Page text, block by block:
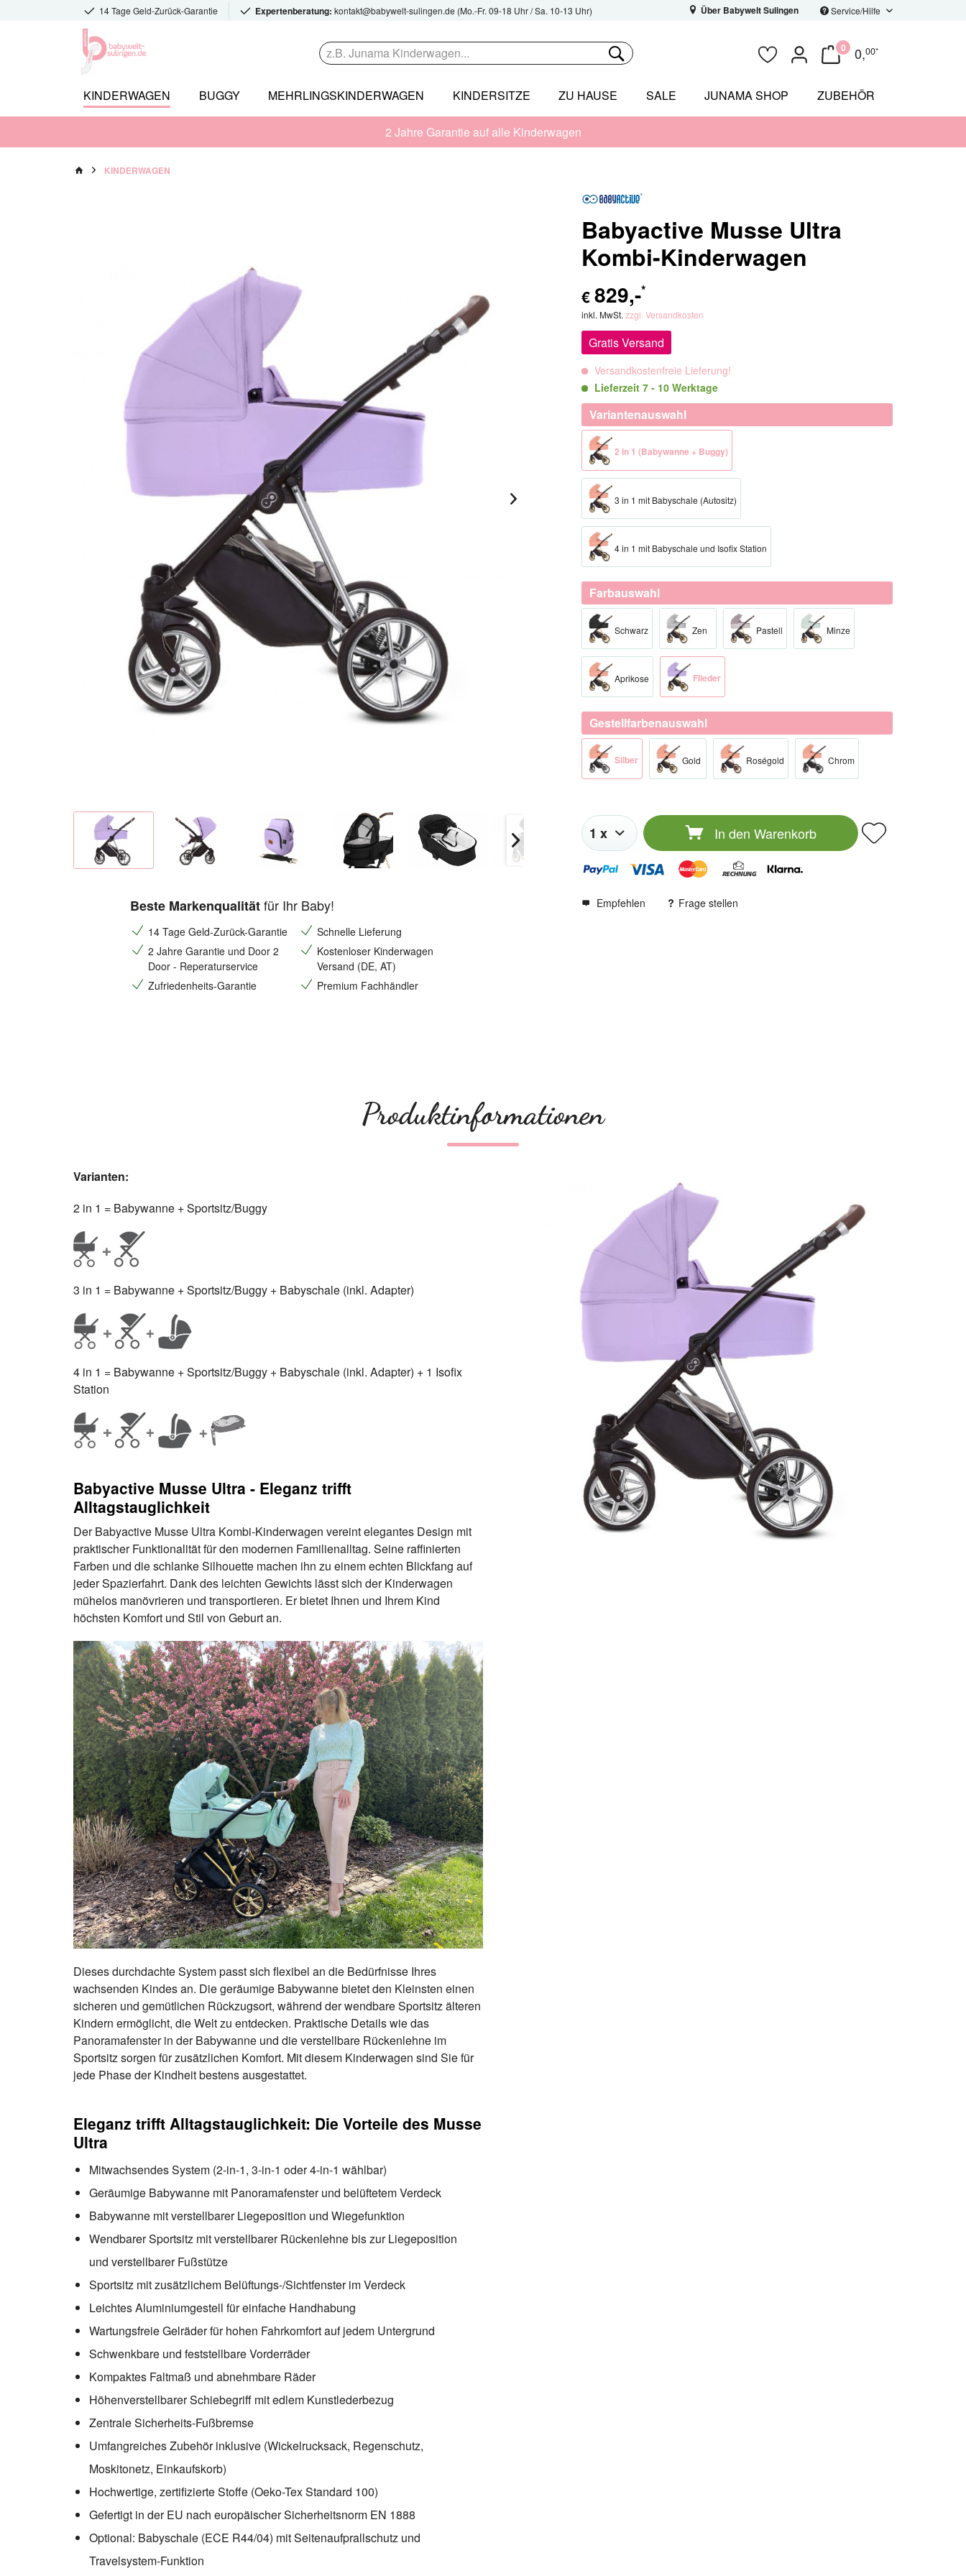
14 Tage Geld-Zurück-Garantie Expertenberatung: kontakt@babywelt-sulingen.de (Mo.-Fr. 09-18 Uhr / Sa. 10-13 Uhr) Über Babywelt Sulingen Service/Hilfe
0 0,00*
KINDERWAGEN BUGGY MEHRLINGSKINDERWAGEN KINDERSITZE ZU HAUSE SALE JUNAMA SHOP ZUBEHÖR
2 Jahre Garantie auf alle Kinderwagen
KINDERWAGEN
Beste Markenqualitätfür Ihr Baby!
14 Tage Geld-Zurück-Garantie
Schnelle Lieferung
2 Jahre Garantie und Door 2
Door - Reperaturservice
Kostenloser Kinderwagen
Versand (DE, AT)
Zufriedenheits-Garantie
Premium Fachhändler
Babyactive Musse Ultra
Kombi-Kinderwagen
€ 829,-*
inkl. MwSt. zzgl. Versandkosten
Gratis Versand
Versandkostenfreie Lieferung!
Lieferzeit 7 - 10 Werktage
Variantenauswahl
2 in 1 (Babywanne + Buggy)
3 in 1 mit Babyschale (Autositz)
4 in 1 mit Babyschale und Isofix Station
Farbauswahl
Schwarz Zen Pastell Minze
Aprikose Flieder
Gestellfarbenauswahl
Silber​ Gold​ Roségold​ Chrom​
In den Warenkorb
Empfehlen Frage stellen
Produktinformationen
Varianten:
2 in 1 = Babywanne + Sportsitz/Buggy
3 in 1 = Babywanne + Sportsitz/Buggy + Babyschale (inkl. Adapter)
4 in 1 = Babywanne + Sportsitz/Buggy + Babyschale (inkl. Adapter) + 1 Isofix
Station
Babyactive Musse Ultra - Eleganz trifft
Alltagstauglichkeit
Der Babyactive Musse Ultra Kombi-Kinderwagen vereint elegantes Design mit
praktischer Funktionalität für den modernen Familienalltag. Seine raffinierten
Farben und die schlanke Silhouette machen ihn zu einem echten Blickfang auf
jeder Spazierfahrt. Dank des leichten Gewichts lässt sich der Kinderwagen
mühelos manövrieren und transportieren. Er bietet Ihnen und Ihrem Kind
höchsten Komfort und Stil von Geburt an.
Dieses durchdachte System passt sich flexibel an die Bedürfnisse Ihres
wachsenden Kindes an. Die geräumige Babywanne bietet den Kleinsten einen
sicheren und gemütlichen Rückzugsort, während der wendbare Sportsitz älteren
Kindern ermöglicht, die Welt zu entdecken. Praktische Details wie das
Panoramafenster in der Babywanne und die verstellbare Rückenlehne im
Sportsitz sorgen für zusätzlichen Komfort. Mit diesem Kinderwagen sind Sie für
jede Phase der Kindheit bestens ausgestattet.
Eleganz trifft Alltagstauglichkeit: Die Vorteile des Musse
Ultra
Mitwachsendes System (2-in-1, 3-in-1 oder 4-in-1 wählbar)
Geräumige Babywanne mit Panoramafenster und belüftetem Verdeck
Babywanne mit verstellbarer Liegeposition und Wiegefunktion
Wendbarer Sportsitz mit verstellbarer Rückenlehne bis zur Liegeposition
und verstellbarer Fußstütze
Sportsitz mit zusätzlichem Belüftungs-/Sichtfenster im Verdeck
Leichtes Aluminiumgestell für einfache Handhabung
Wartungsfreie Gelräder für hohen Fahrkomfort auf jedem Untergrund
Schwenkbare und feststellbare Vorderräder
Kompaktes Faltmaß und abnehmbare Räder
Höhenverstellbarer Schiebegriff mit edlem Kunstlederbezug
Zentrale Sicherheits-Fußbremse
Umfangreiches Zubehör inklusive (Wickelrucksack, Regenschutz,
Moskitonetz, Einkaufskorb)
Hochwertige, zertifizierte Stoffe (Oeko-Tex Standard 100)
Gefertigt in der EU nach europäischer Sicherheitsnorm EN 1888
Optional: Babyschale (ECE R44/04) mit Seitenaufprallschutz und
Travelsystem-Funktion